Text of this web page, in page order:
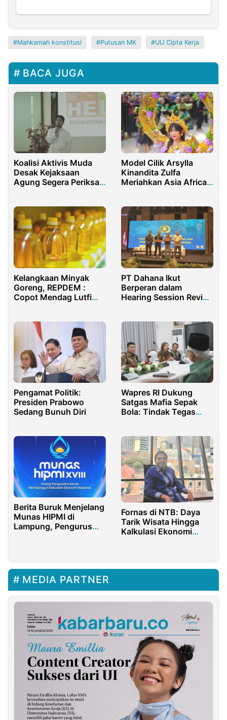
Mahkamah konstitusi Putusan MK UU Cipta Kerja
BACA JUGA
Koalisi Aktivis Muda
Desak Kejaksaan
Agung Segera Periksa
Pertamina
Model Cilik Arsylla
Kinandita Zulfa
Meriahkan Asia Africa
Kelangkaan Minyak
Goreng, REPDEM :
Copot Mendag Lutfi
PT Dahana Ikut
Berperan dalam
Hearing Session Revisi
Pengamat Politik:
Presiden Prabowo
Sedang Bunuh Diri
Wapres RI Dukung
Satgas Mafia Sepak
Bola: Tindak Tegas
Berita Buruk Menjelang
Munas HIPMI di
Lampung, Pengurus
Fornas di NTB: Daya
Tarik Wisata Hingga
Kalkulasi Ekonomi
MEDIA PARTNER